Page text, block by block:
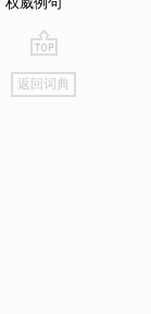
go
top
返回词典